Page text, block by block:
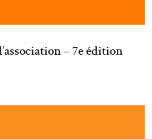
– 7e édition